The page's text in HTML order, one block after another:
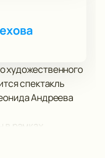
художественного
спектакль
Андреева
в рамках